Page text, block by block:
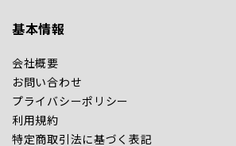
基本情報
会社概要
お問い合わせ
プライバシーポリシー
利用規約
特定商取引法に基づく表記